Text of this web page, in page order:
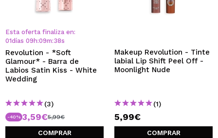
Esta oferta finaliza en:
01días 09 h:09m:37s
Revolution - *Soft
Glamour* - Barra de
Labios Satin Kiss - White
Wedding
(3)
-40% 3,59€5,99€
COMPRAR
Makeup Revolution - Tinte
labial Lip Shift Peel Off -
Moonlight Nude
(1)
5,99€
COMPRAR